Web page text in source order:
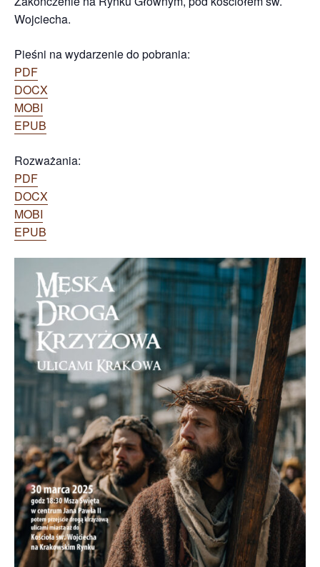
Wojciecha.
Pieśni na wydarzenie do pobrania:
PDF
DOCX
MOBI
EPUB
Rozważania:
PDF
DOCX
MOBI
EPUB